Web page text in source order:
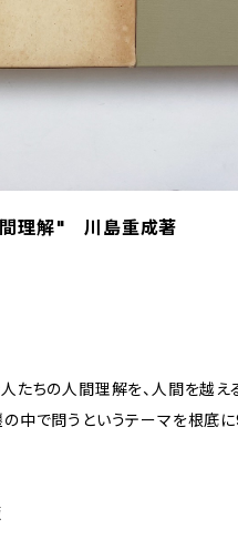
間理解" 川島重成著
たちの人間理解を、人間を越
中で問うというテーマを根底に